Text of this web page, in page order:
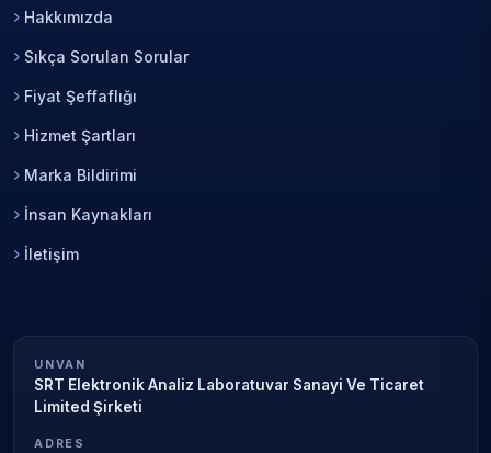
Hakkımızda
Sıkça Sorulan Sorular
Fiyat Şeffaflığı
Hizmet Şartları
Marka Bildirimi
İnsan Kaynakları
İletişim
UNVAN
SRT Elektronik Analiz Laboratuvar Sanayi Ve Ticaret
Limited Şirketi
ADRES